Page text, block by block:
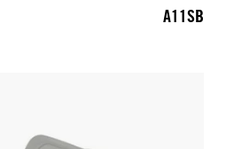
A11SB